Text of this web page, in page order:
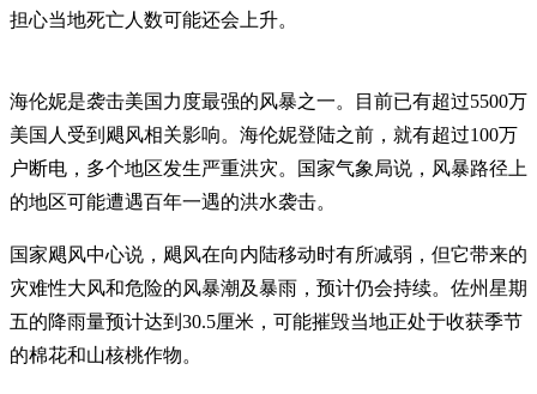
担心当地死亡人数可能还会上升。
海伦妮是袭击美国力度最强的风暴之一。目前已有超过5500万
美国人受到飓风相关影响。海伦妮登陆之前，就有超过100万
户断电，多个地区发生严重洪灾。国家气象局说，风暴路径上
的地区可能遭遇百年一遇的洪水袭击。
国家飓风中心说，飓风在向内陆移动时有所减弱，但它带来的
灾难性大风和危险的风暴潮及暴雨，预计仍会持续。佐州星期
五的降雨量预计达到30.5厘米，可能摧毁当地正处于收获季节
的棉花和山核桃作物。